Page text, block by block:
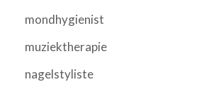
mondhygienist
muziektherapie
nagelstyliste